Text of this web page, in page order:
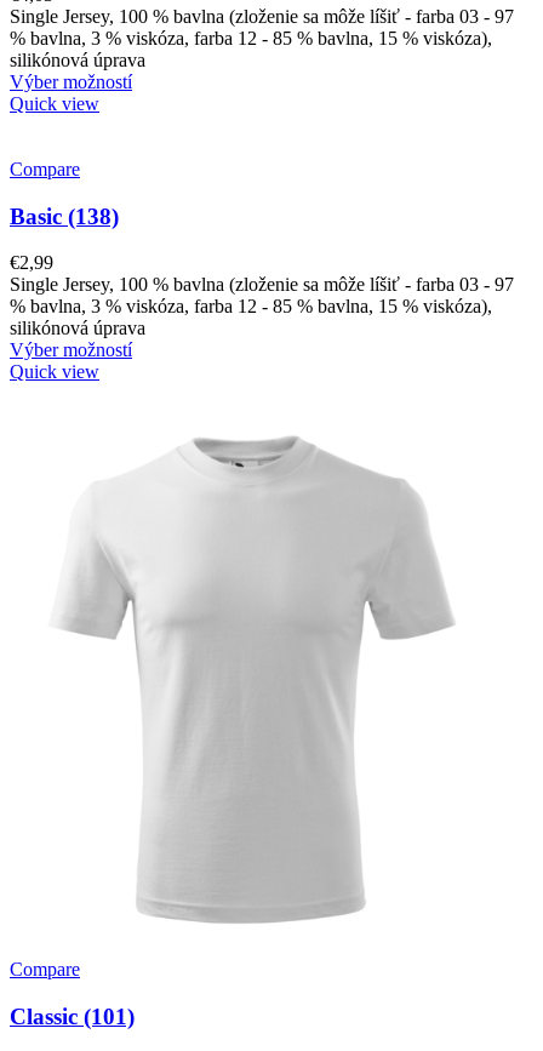
Single Jersey, 100 % bavlna (zloženie sa môže líšiť - farba 03 - 97
% bavlna, 3 % viskóza, farba 12 - 85 % bavlna, 15 % viskóza),
silikónová úprava
Výber možností
Quick view
Compare
Basic (138)
€2,99
Single Jersey, 100 % bavlna (zloženie sa môže líšiť - farba 03 - 97
% bavlna, 3 % viskóza, farba 12 - 85 % bavlna, 15 % viskóza),
silikónová úprava
Výber možností
Quick view
Compare
Classic (101)